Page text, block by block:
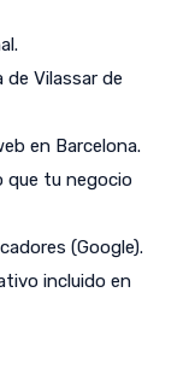
Vilassar de
en Barcelona.
que tu negocio
(Google).
incluido en